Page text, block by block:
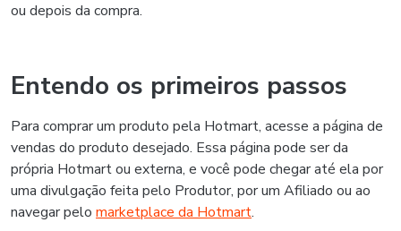
ou depois da compra.
Entendo os primeiros passos
Para comprar um produto pela Hotmart, acesse a página de
vendas do produto desejado. Essa página pode ser da
própria Hotmart ou externa, e você pode chegar até ela por
uma divulgação feita pelo Produtor, por um Afiliado ou ao
navegar pelo marketplace da Hotmart.